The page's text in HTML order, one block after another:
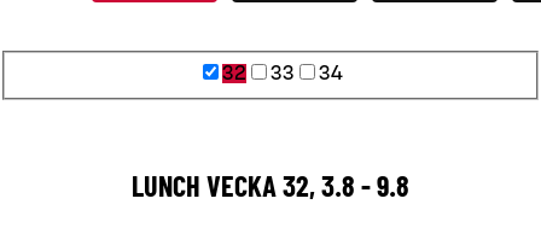
32 33 34
LUNCH VECKA 32, 3.8 - 9.8